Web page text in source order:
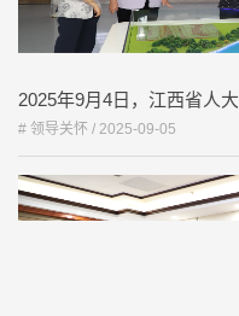
# 领导关怀 / 2025-09-05